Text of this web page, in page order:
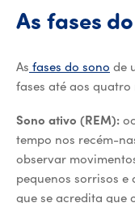
As fases
As fases do sono de
fases até aos quatro
Sono ativo (REM):
tempo nos recém-
observar
pequenos sorrisos e
que se acredita que